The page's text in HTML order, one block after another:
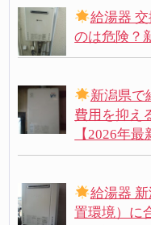
給湯器
のは危険？
新潟県で
費用を抑え
【2026年最
給湯器
置環境）に